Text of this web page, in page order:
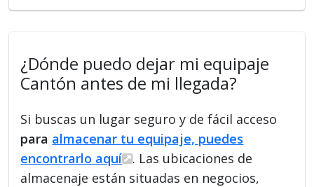
¿Dónde puedo dejar mi equipaje
Cantón antes de mi llegada?
Si buscas un lugar seguro y de fácil acceso
para almacenar tu equipaje, puedes
encontrarlo aquí
. Las ubicaciones de
almacenaje están situadas en negocios,